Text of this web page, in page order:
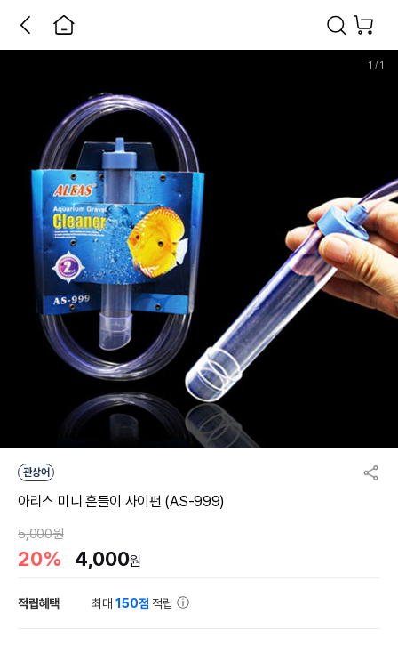
1 / 1
관상어
아리스 미니 흔들이 사이펀 (AS-999)
5,000원
20% 4,000원
적립혜택 최대150점 적립